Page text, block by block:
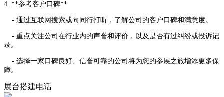
4. **参考客户口碑**
- 通过互联网搜索或向同行打听，了解公司的客户口碑和满意度。
- 重点关注公司在行业内的声誉和评价，以及是否有过纠纷或投诉记
录。
- 选择一家口碑良好、信誉可靠的公司将为您的参展之旅增添更多保
障。
展台搭建电话